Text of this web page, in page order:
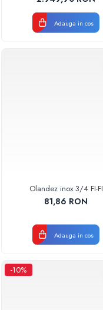
Adauga in cos
Olandez inox 3/4 FI-FI
81,86 RON
Adauga in cos
-10%